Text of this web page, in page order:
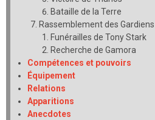
Bataille de la Terre
Rassemblement des Gardiens
Funérailles de Tony Stark
Recherche de Gamora
Compétences et pouvoirs
Équipement
Relations
Apparitions
Anecdotes